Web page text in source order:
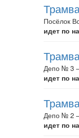
Посёлок
идет по
Депо № 3
идет по
Депо № 2
идет по